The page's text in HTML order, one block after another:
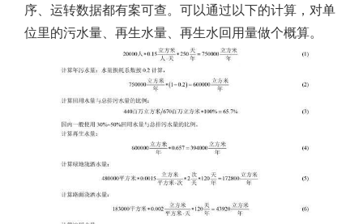
序、运转数据都有案可查。可以通过以下的计算，对单
位里的污水量、再生水量、再生水回用量做个概算。